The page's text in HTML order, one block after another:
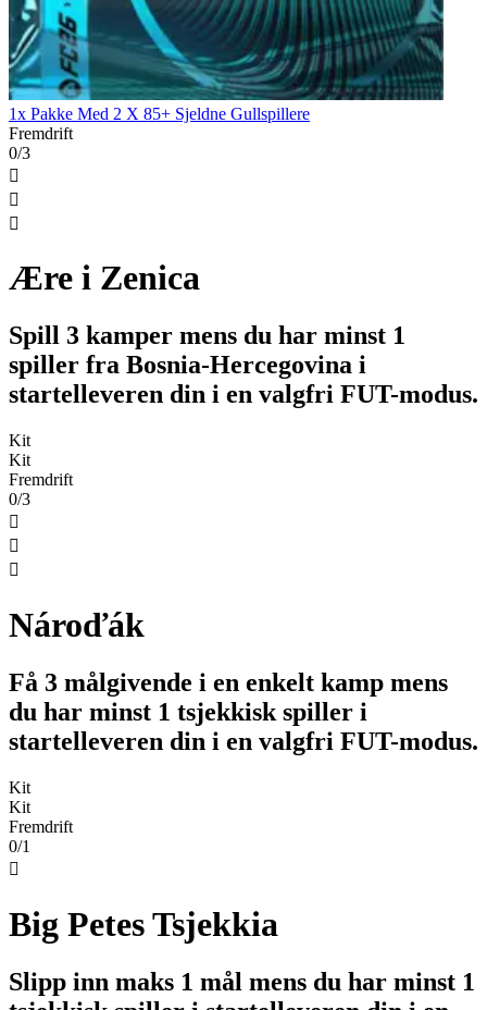
1x Pakke Med 2 X 85+ Sjeldne Gullspillere
Fremdrift
0/3



Ære i Zenica
Spill 3 kamper mens du har minst 1
spiller fra Bosnia-Hercegovina i
startelleveren din i en valgfri FUT-modus.
Kit
Kit
Fremdrift
0/3



Nároďák
Få 3 målgivende i en enkelt kamp mens
du har minst 1 tsjekkisk spiller i
startelleveren din i en valgfri FUT-modus.
Kit
Kit
Fremdrift
0/1

Big Petes Tsjekkia
Slipp inn maks 1 mål mens du har minst 1